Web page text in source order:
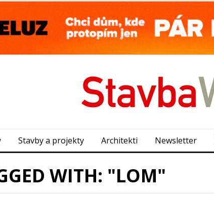
Stavby a projekty Architekti Newsletter
WITH: "LOM"